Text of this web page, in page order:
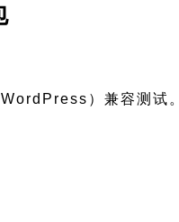
）兼容测试。